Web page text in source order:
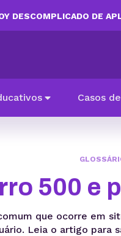
DESCOMPLICADO DE
Casos
500 e
que ocorre em
Leia o artigo para